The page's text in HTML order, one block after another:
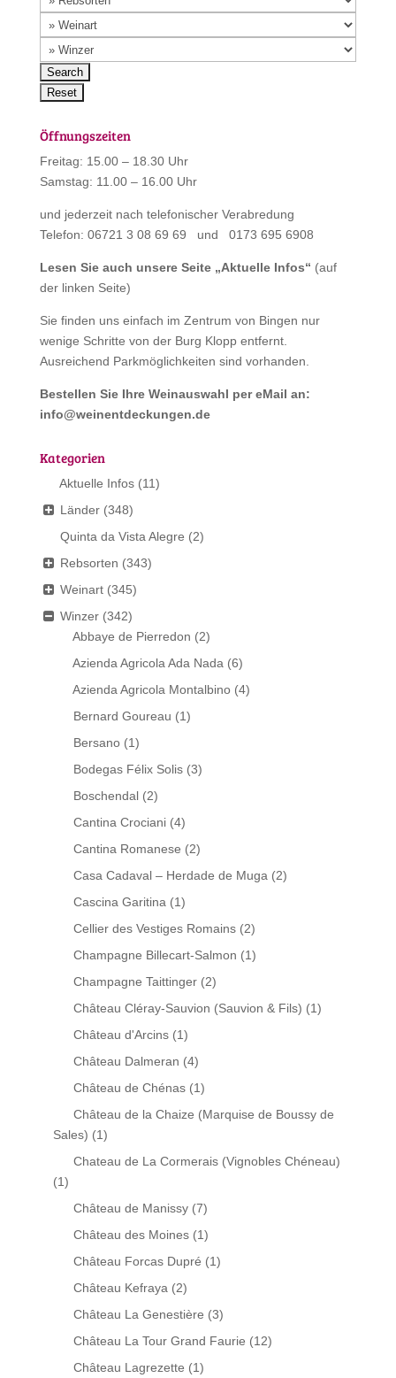
Öffnungszeiten
Freitag: 15.00 – 18.30 Uhr
Samstag: 11.00 – 16.00 Uhr
und jederzeit nach telefonischer Verabredung
Telefon: 06721 3 08 69 69 und 0173 695 6908
Lesen Sie auch unsere Seite „Aktuelle Infos“ (auf
der linken Seite)
Sie finden uns einfach im Zentrum von Bingen nur
wenige Schritte von der Burg Klopp entfernt.
Ausreichend Parkmöglichkeiten sind vorhanden.
Bestellen Sie Ihre Weinauswahl per eMail an:
info@weinentdeckungen.de
Kategorien
Aktuelle Infos (11)
Länder (348)
Quinta da Vista Alegre (2)
Rebsorten (343)
Weinart (345)
Winzer (342)
Abbaye de Pierredon (2)
Azienda Agricola Ada Nada (6)
Azienda Agricola Montalbino (4)
Bernard Goureau (1)
Bersano (1)
Bodegas Félix Solis (3)
Boschendal (2)
Cantina Crociani (4)
Cantina Romanese (2)
Casa Cadaval – Herdade de Muga (2)
Cascina Garitina (1)
Cellier des Vestiges Romains (2)
Champagne Billecart-Salmon (1)
Champagne Taittinger (2)
Château Cléray-Sauvion (Sauvion & Fils) (1)
Château d'Arcins (1)
Château Dalmeran (4)
Château de Chénas (1)
Château de la Chaize (Marquise de Boussy de
Sales) (1)
Chateau de La Cormerais (Vignobles Chéneau)
(1)
Château de Manissy (7)
Château des Moines (1)
Château Forcas Dupré (1)
Château Kefraya (2)
Château La Genestière (3)
Château La Tour Grand Faurie (12)
Château Lagrezette (1)